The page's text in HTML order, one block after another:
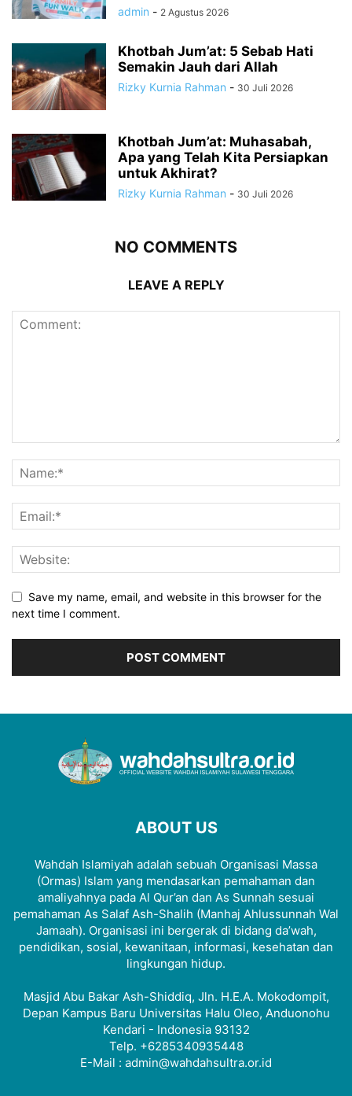
admin - 2 Agustus 2026
Khotbah Jum’at: 5 Sebab Hati
Semakin Jauh dari Allah
Rizky Kurnia Rahman - 30 Juli 2026
Khotbah Jum’at: Muhasabah,
Apa yang Telah Kita Persiapkan
untuk Akhirat?
Rizky Kurnia Rahman - 30 Juli 2026
NO COMMENTS
LEAVE A REPLY
Save my name, email, and website in this browser for the
next time I comment.
ABOUT US
Wahdah Islamiyah adalah sebuah Organisasi Massa
(Ormas) Islam yang mendasarkan pemahaman dan
amaliyahnya pada Al Qur’an dan As Sunnah sesuai
pemahaman As Salaf Ash-Shalih (Manhaj Ahlussunnah Wal
Jamaah). Organisasi ini bergerak di bidang da’wah,
pendidikan, sosial, kewanitaan, informasi, kesehatan dan
lingkungan hidup.
Masjid Abu Bakar Ash-Shiddiq, Jln. H.E.A. Mokodompit,
Depan Kampus Baru Universitas Halu Oleo, Anduonohu
Kendari - Indonesia 93132
Telp. +6285340935448
E-Mail : admin@wahdahsultra.or.id